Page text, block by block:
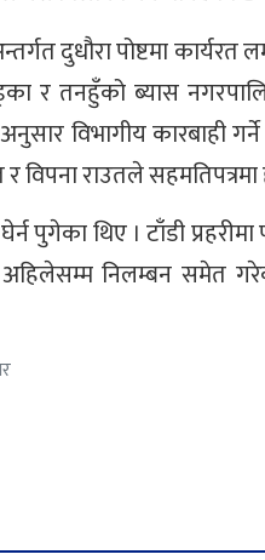
दुधौरा पोष्टमा
र तनहुँको ब्यास
विभागीय कारबाही
विपना राउतले
पुगेका थिए । टाँडी
अहिलेसम्म निलम्बन समेत